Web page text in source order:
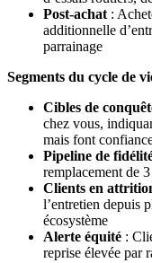
Post-achat :
additionnelle
parrainage
Segments du cycle de
Cibles de
chez vous,
mais font
Pipeline de
remplacement de
Clients en
l’entretien depuis
écosystème
Alerte équité :
reprise élevée par